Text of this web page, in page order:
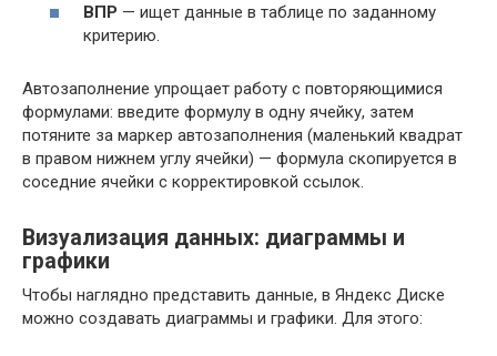
ВПР — ищет данные в таблице по заданному
критерию.
Автозаполнение упрощает работу с повторяющимися
формулами: введите формулу в одну ячейку, затем
потяните за маркер автозаполнения (маленький квадрат
в правом нижнем углу ячейки) — формула скопируется в
соседние ячейки с корректировкой ссылок.
Визуализация данных: диаграммы и
графики
Чтобы наглядно представить данные, в Яндекс Диске
можно создавать диаграммы и графики. Для этого: